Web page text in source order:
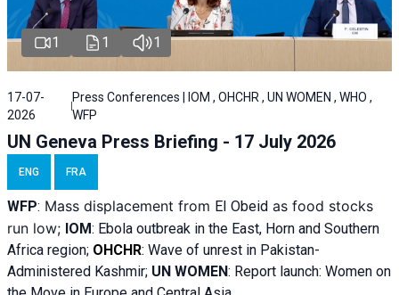
1 1 1
17-07-
2026
Press Conferences | IOM , OHCHR , UN WOMEN , WHO ,
WFP
UN Geneva Press Briefing - 17 July 2026
ENG FRA
WFP: Mass displacement from El Obeid as food stocks
run low; IOM: Ebola outbreak in the East, Horn and Southern
Africa region; OHCHR: Wave of unrest in Pakistan-
Administered Kashmir; UN WOMEN: Report launch: Women on